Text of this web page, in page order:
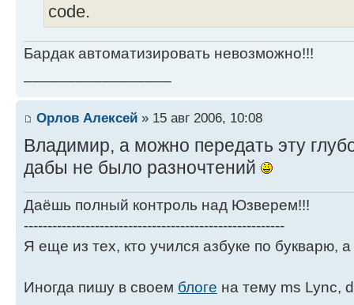
code.
Бардак автоматизировать невозможно!!!
Орлов Алексей » 15 авг 2006, 10:08
Владимир, а можно передать эту
дабы не было разночтений
Даёшь полный контроль над Юзверем!!!
-------------------------------------------------------
Я еще из тех, кто учился азбуке по букварю,
Иногда пишу в своем блоге на тему ms Lync,